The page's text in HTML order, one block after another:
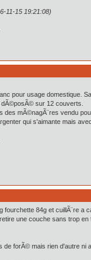
11-15 19:21:08)
pour usage domestique.
sur 12 couverts.
des mÃ©nagÃ¨res vendu
qui s'aimante mais
fourchette 84g et cuillÃ¨re a
une couche sans trop
de forÃ© mais rien d'autre ni